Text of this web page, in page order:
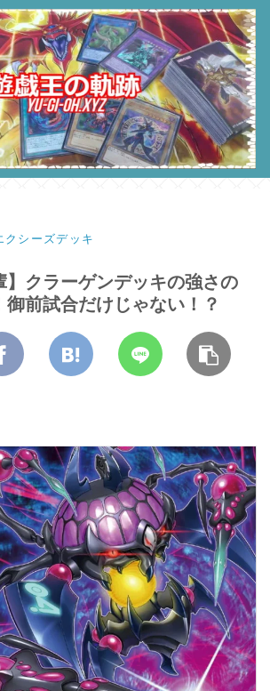
クシーズデッキ
】クラーゲンデッキの強さの
御前試合だけじゃない！？